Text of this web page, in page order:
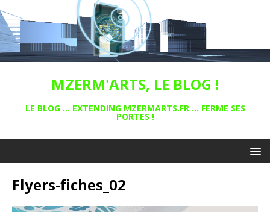
MZERM'ARTS, LE BLOG !
LE BLOG ... EXTENDING MZERMARTS.FR ... FERME SES
PORTES !
Flyers-fiches_02